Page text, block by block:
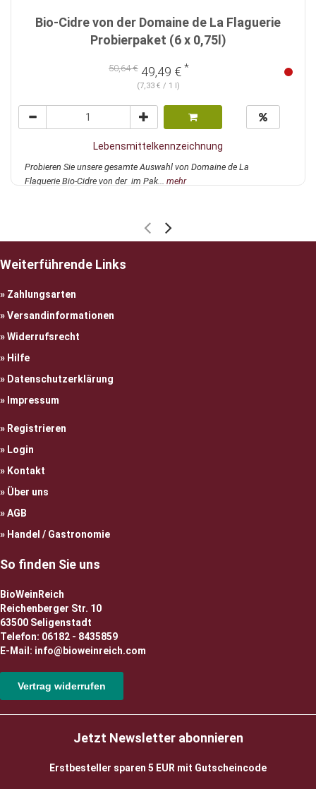
Bio-Cidre von der Domaine de La Flaguerie
Probierpaket (6 x 0,75l)
50,64 € 49,49 € *
(7,33 € / 1 l)
Lebensmittelkennzeichnung
Probieren Sie unsere gesamte Auswahl von Domaine de La
Flaguerie Bio-Cidre von der im Pak... mehr
Weiterführende Links
Zahlungsarten
Versandinformationen
Widerrufsrecht
Hilfe
Datenschutzerklärung
Impressum
Registrieren
Login
Kontakt
Über uns
AGB
Handel / Gastronomie
So finden Sie uns
BioWeinReich
Reichenberger Str. 10
63500 Seligenstadt
Telefon: 06182 - 8435859
E-Mail: info@bioweinreich.com
Vertrag widerrufen
Jetzt Newsletter abonnieren
Erstbesteller sparen 5 EUR mit Gutscheincode